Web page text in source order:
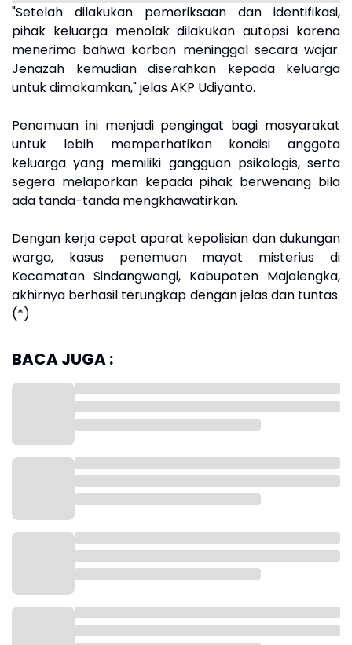
"Setelah dilakukan pemeriksaan dan identifikasi,
pihak keluarga menolak dilakukan autopsi karena
menerima bahwa korban meninggal secara wajar.
Jenazah kemudian diserahkan kepada keluarga
untuk dimakamkan," jelas AKP Udiyanto.
Penemuan ini menjadi pengingat bagi masyarakat
untuk lebih memperhatikan kondisi anggota
keluarga yang memiliki gangguan psikologis, serta
segera melaporkan kepada pihak berwenang bila
ada tanda-tanda mengkhawatirkan.
Dengan kerja cepat aparat kepolisian dan dukungan
warga, kasus penemuan mayat misterius di
Kecamatan Sindangwangi, Kabupaten Majalengka,
akhirnya berhasil terungkap dengan jelas dan tuntas.
(*)
BACA JUGA :